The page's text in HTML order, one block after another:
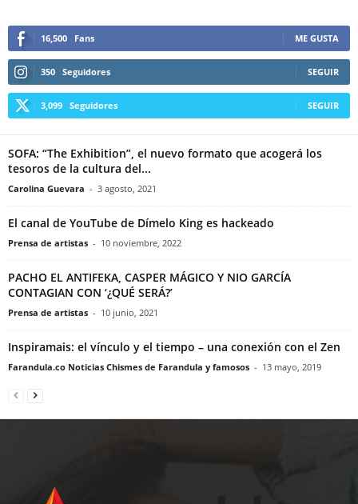
16,500 Fans ME GUSTA
350 Seguidores SEGUIR
3,099 Seguidores SEGUIR
SOFA: “The Exhibition”, el nuevo formato que acogerá los
tesoros de la cultura del...
Carolina Guevara - 3 agosto, 2021
El canal de YouTube de Dímelo King es hackeado
Prensa de artistas - 10 noviembre, 2022
PACHO EL ANTIFEKA, CASPER MÁGICO Y NIO GARCÍA
CONTAGIAN CON ‘¿QUÉ SERÁ?’
Prensa de artistas - 10 junio, 2021
Inspiramais: el vínculo y el tiempo – una conexión con el Zen
Farandula.co Noticias Chismes de Farandula y famosos - 13 mayo, 2019